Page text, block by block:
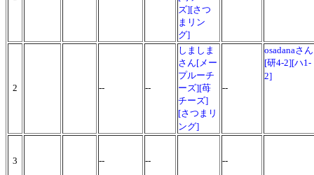
ズ][さつ
まリン
グ]
2 -- --
しましま
さん[メー
プルーチ
ーズ][苺
チーズ]
[さつまリ
ング]
--
osadanaさん
[研4-2][ハ1-
2]
3 -- -- --